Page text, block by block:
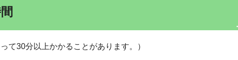
て30分以上かかることがあります。）